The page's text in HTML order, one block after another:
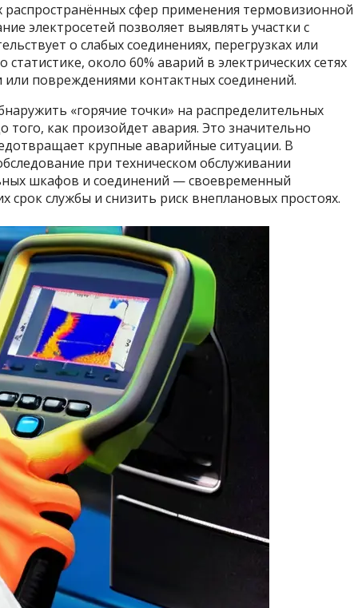
сфер применения термовизионной
электросетей позволяет выявлять участки с
о слабых соединениях, перегрузках или
около 60% аварий в электрических сетях
или повреждениями контактных соединений.
«горячие точки» на распределительных
как произойдет авария. Это значительно
крупные аварийные ситуации. В
при техническом обслуживании
шкафов и соединений — своевременный
срок службы и снизить риск внеплановых простоях.